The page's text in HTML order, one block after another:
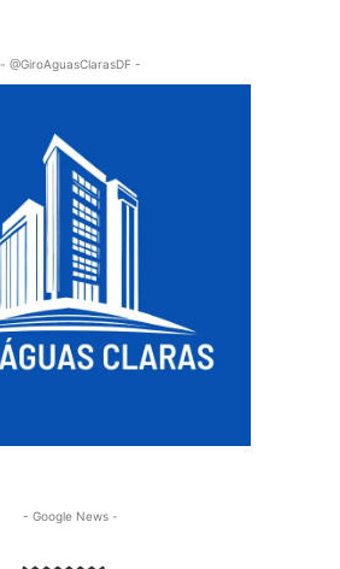
- @GiroAguasClarasDF -
- Google News -